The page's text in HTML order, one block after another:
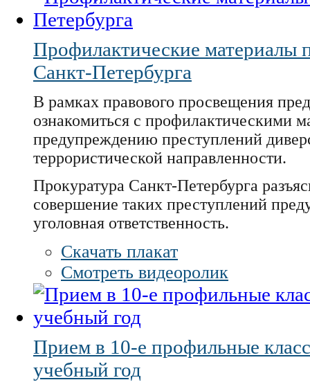
Профилактические материалы
Санкт-Петербурга
В рамках правового просвещения
ознакомиться с профилактическими
предупреждению преступлений
террористической направленности.
Прокуратура Санкт-Петербурга
совершение таких преступлений
уголовная ответственность.
Скачать плакат
Смотреть видеоролик
Прием в 10-е профильные
учебный год